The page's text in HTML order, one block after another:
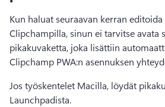
Kun haluat seuraavan kerran
Clipchampilla, sinun ei tarvitse avata
pikakuvaketta, joka lisättiin
Clipchamp PWA:n asennuksen
Jos työskentelet Macilla, löydät
Launchpadista.